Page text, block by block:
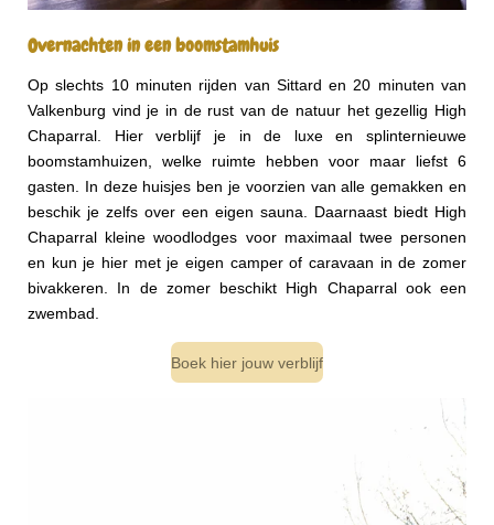
Overnachten in een boomstamhuis
Op slechts 10 minuten rijden van Sittard en 20 minuten van
Valkenburg vind je in de rust van de natuur het gezellig High
Chaparral. Hier verblijf je in de luxe en splinternieuwe
boomstamhuizen, welke ruimte hebben voor maar liefst 6
gasten. In deze huisjes ben je voorzien van alle gemakken en
beschik je zelfs over een eigen sauna. Daarnaast biedt High
Chaparral kleine woodlodges voor maximaal twee personen
en kun je hier met je eigen camper of caravaan in de zomer
bivakkeren. In de zomer beschikt High Chaparral ook een
zwembad.
Boek hier jouw verblijf